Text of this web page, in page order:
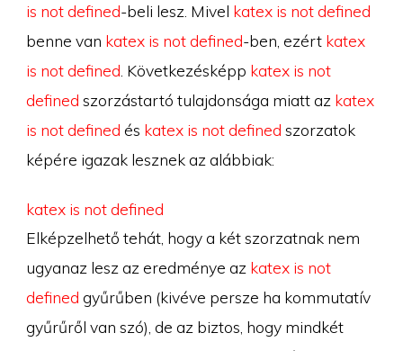
is not defined-beli lesz. Mivel katex is not defined
benne van katex is not defined-ben, ezért katex
is not defined . Következésképp katex is not
defined szorzástartó tulajdonsága miatt az katex
is not defined és katex is not defined szorzatok
képére igazak lesznek az alábbiak:
katex is not defined
Elképzelhető tehát, hogy a két szorzatnak nem
ugyanaz lesz az eredménye az katex is not
defined gyűrűben (kivéve persze ha kommutatív
gyűrűről van szó), de az biztos, hogy mindkét